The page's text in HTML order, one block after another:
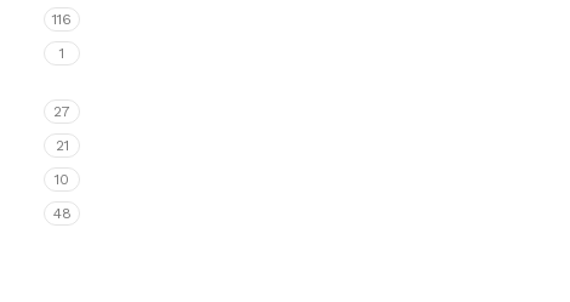
116
1
27
21
10
48